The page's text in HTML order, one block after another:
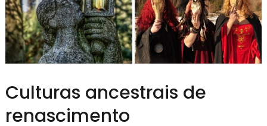
Culturas ancestrais de
renascimento